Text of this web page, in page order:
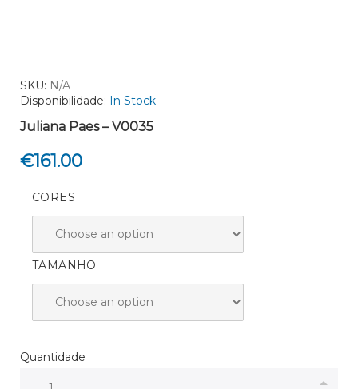
SKU: N/A
Disponibilidade: In Stock
Juliana Paes – V0035
€161.00
CORES
TAMANHO
Quantidade